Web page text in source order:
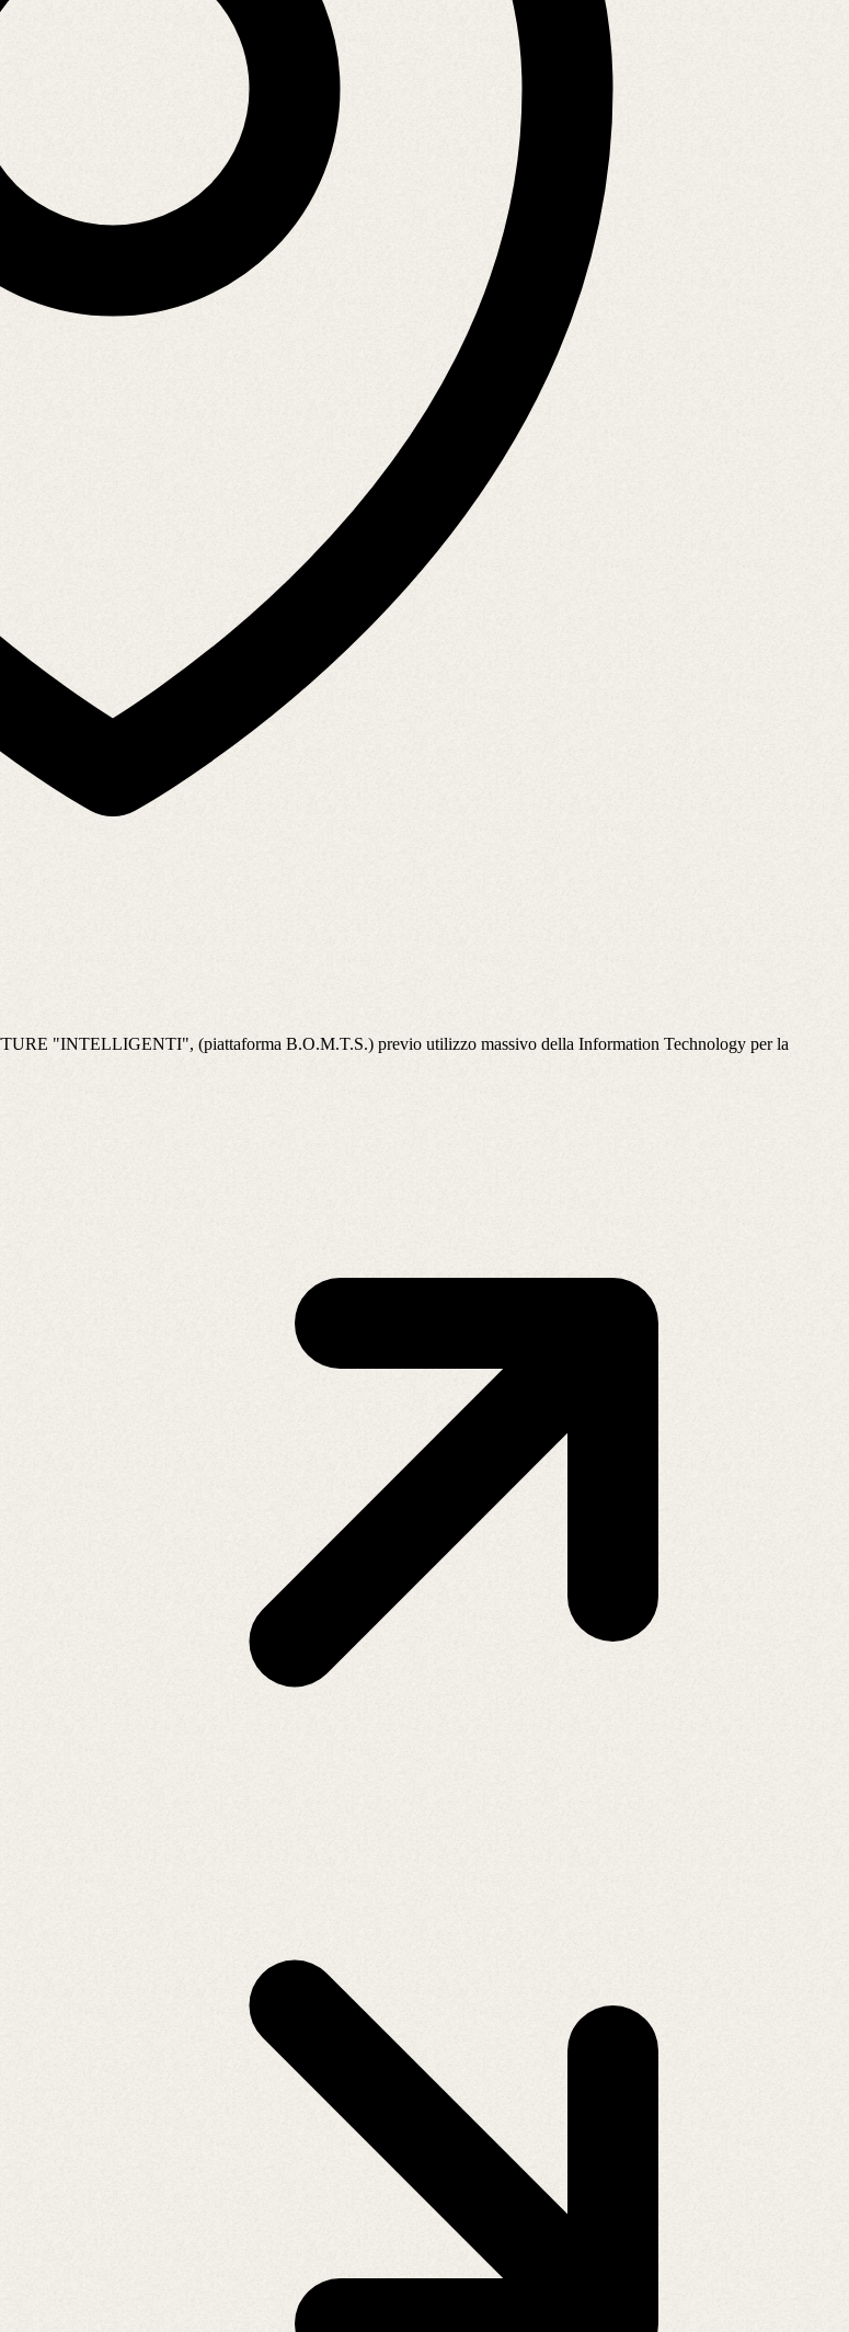
"INTELLIGENTI", (piattaforma B.O.M.T.S.) previo utilizzo massivo della Information Technology per la